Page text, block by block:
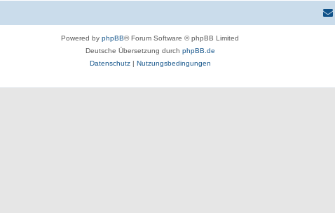
Powered by phpBB® Forum Software © phpBB Limited
Deutsche Übersetzung durch phpBB.de
Datenschutz| Nutzungsbedingungen